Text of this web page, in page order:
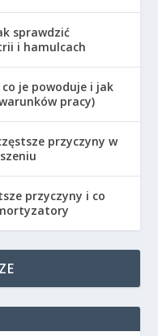
sprawdzić
i hamulcach
je powoduje i jak
pracy)
przyczyny w
przyczyny i co